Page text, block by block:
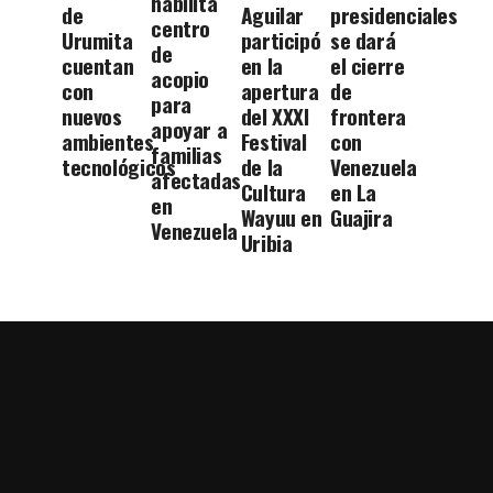
de
Urumita
cuentan
con
nuevos
ambientes
tecnológicos
centro
de
acopio
para
apoyar a
familias
afectadas
en
Venezuela
Aguilar
participó
en la
apertura
del XXXI
Festival
de la
Cultura
Wayuu en
Uribia
presidenciales
se dará
el cierre
de
frontera
con
Venezuela
en La
Guajira